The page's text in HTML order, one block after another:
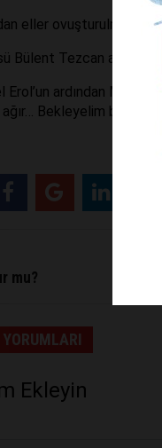
eller ovuşturulmaya,
Bülent Tezcan açıkladı
Erol’un ardından
Bekleyelim
mu?
Ekleyin